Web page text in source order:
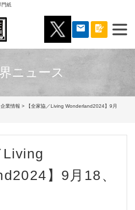
門紙
ニュース
企業情報 > 【全家協／Living Wonderland2024】9月
Living
】9月18、